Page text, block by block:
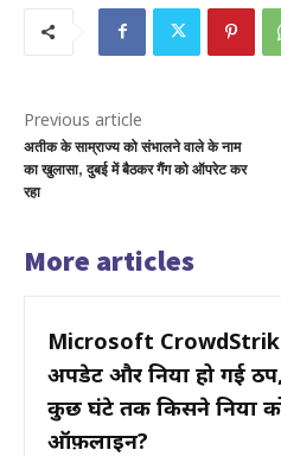
Previous article
अतीक के साम्राज्य को संभालने वाले के नाम
का खुलासा, दुबई में बैठकर गैंग को ऑपरेट कर
रहा
More articles
Microsoft
अपडेट और दुनिया हो गई
कुछ घंटे तक किसने दुनिया
ऑफ़लाइन?